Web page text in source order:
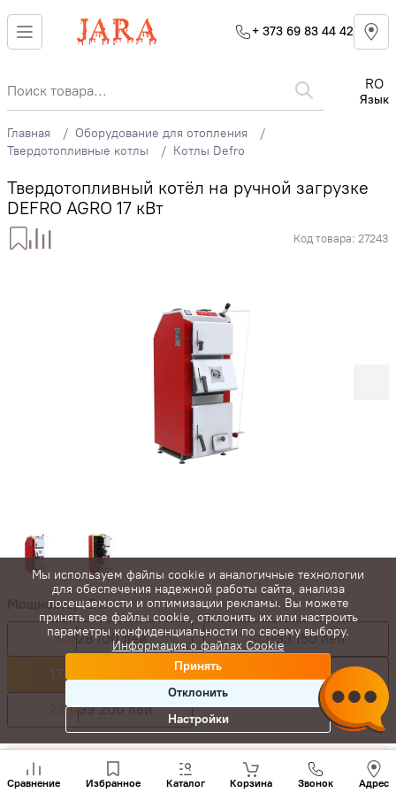
+ 373 69 83 44 42
RO
Язык
Главная
Оборудование для отопления
Твердотопливные котлы
Котлы Defro
Твердотопливный котёл на ручной загрузке
DEFRO AGRO 17 кВт
Код товара: 27243
Мощность, кВт:
9,028 100 лей 14,033 150 лей
17,0 36 800 лей
25,039 200 лей
37 455
34 050лей - +
Сравнение Избранное Каталог Корзина Звонок Адрес
нам
+(373)
Мы используем файлы cookie и аналогичные технологии
для обеспечения надежной работы сайта, анализа
посещаемости и оптимизации рекламы. Вы можете
принять все файлы cookie, отклонить их или настроить
параметры конфиденциальности по своему выбору.
Информация о файлах Cookie
Принять
Отклонить
Настройки